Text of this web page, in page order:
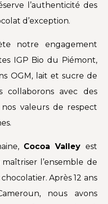
l’authenticité des
d’exception.
notre engagement
IGP Bio du Piémont,
OGM, lait et sucre de
collaborons avec des
valeurs de respect
, Cocoa Valley est
maîtriser l’ensemble de
Après 12 ans
nous avons